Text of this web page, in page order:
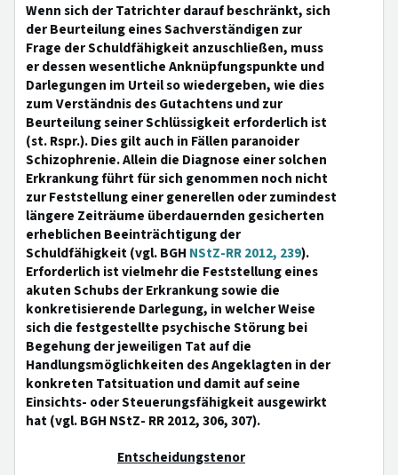
Wenn sich der Tatrichter darauf beschränkt, sich
der Beurteilung eines Sachverständigen zur
Frage der Schuldfähigkeit anzuschließen, muss
er dessen wesentliche Anknüpfungspunkte und
Darlegungen im Urteil so wiedergeben, wie dies
zum Verständnis des Gutachtens und zur
Beurteilung seiner Schlüssigkeit erforderlich ist
(st. Rspr.). Dies gilt auch in Fällen paranoider
Schizophrenie. Allein die Diagnose einer solchen
Erkrankung führt für sich genommen noch nicht
zur Feststellung einer generellen oder zumindest
längere Zeiträume überdauernden gesicherten
erheblichen Beeinträchtigung der
Schuldfähigkeit (vgl. BGH NStZ-RR 2012, 239).
Erforderlich ist vielmehr die Feststellung eines
akuten Schubs der Erkrankung sowie die
konkretisierende Darlegung, in welcher Weise
sich die festgestellte psychische Störung bei
Begehung der jeweiligen Tat auf die
Handlungsmöglichkeiten des Angeklagten in der
konkreten Tatsituation und damit auf seine
Einsichts- oder Steuerungsfähigkeit ausgewirkt
hat (vgl. BGH NStZ- RR 2012, 306, 307).
Entscheidungstenor